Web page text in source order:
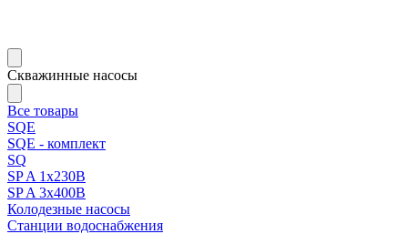
Скважинные насосы
Все товары
SQE
SQE - комплект
SQ
SP A 1x230В
SP A 3x400В
Колодезные насосы
Станции водоснабжения